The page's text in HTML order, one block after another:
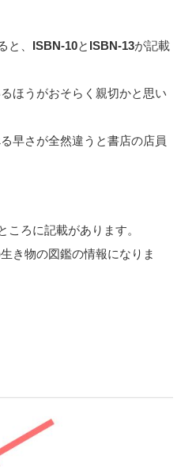
と、 ISBN-10と ISBN-13が記載
ほうがおそらく親切かと思い
早さが全然違うと書店の店員
ろに記載があります。
き物の図鑑の情報になりま